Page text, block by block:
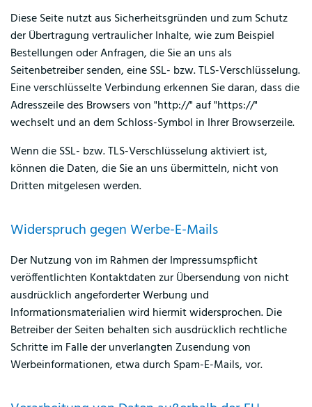
Diese Seite nutzt aus Sicherheitsgründen und zum Schutz
der Übertragung vertraulicher Inhalte, wie zum Beispiel
Bestellungen oder Anfragen, die Sie an uns als
Seitenbetreiber senden, eine SSL- bzw. TLS-Verschlüsselung.
Eine verschlüsselte Verbindung erkennen Sie daran, dass die
Adresszeile des Browsers von "http://" auf "https://"
wechselt und an dem Schloss-Symbol in Ihrer Browserzeile.
Wenn die SSL- bzw. TLS-Verschlüsselung aktiviert ist,
können die Daten, die Sie an uns übermitteln, nicht von
Dritten mitgelesen werden.
Widerspruch gegen Werbe-E-Mails
Der Nutzung von im Rahmen der Impressumspflicht
veröffentlichten Kontaktdaten zur Übersendung von nicht
ausdrücklich angeforderter Werbung und
Informationsmaterialien wird hiermit widersprochen. Die
Betreiber der Seiten behalten sich ausdrücklich rechtliche
Schritte im Falle der unverlangten Zusendung von
Werbeinformationen, etwa durch Spam-E-Mails, vor.